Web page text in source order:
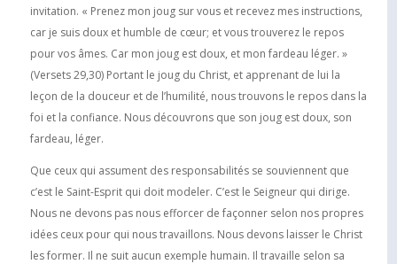
invitation. « Prenez mon joug sur vous et recevez mes instructions,
car je suis doux et humble de cœur; et vous trouverez le repos
pour vos âmes. Car mon joug est doux, et mon fardeau léger. »
(Versets 29,30) Portant le joug du Christ, et apprenant de lui la
leçon de la douceur et de l’humilité, nous trouvons le repos dans la
foi et la confiance. Nous découvrons que son joug est doux, son
fardeau, léger.
Que ceux qui assument des responsabilités se souviennent que
c’est le Saint-Esprit qui doit modeler. C’est le Seigneur qui dirige.
Nous ne devons pas nous efforcer de façonner selon nos propres
idées ceux pour qui nous travaillons. Nous devons laisser le Christ
les former. Il ne suit aucun exemple humain. Il travaille selon sa